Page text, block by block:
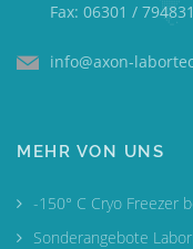
Fax: 06301 / 794831
info@axon-
MEHR VON UNS
-150° C Cryo Freezer
Sonderangebote